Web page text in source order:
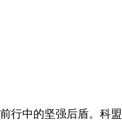
行中的坚强后盾。科